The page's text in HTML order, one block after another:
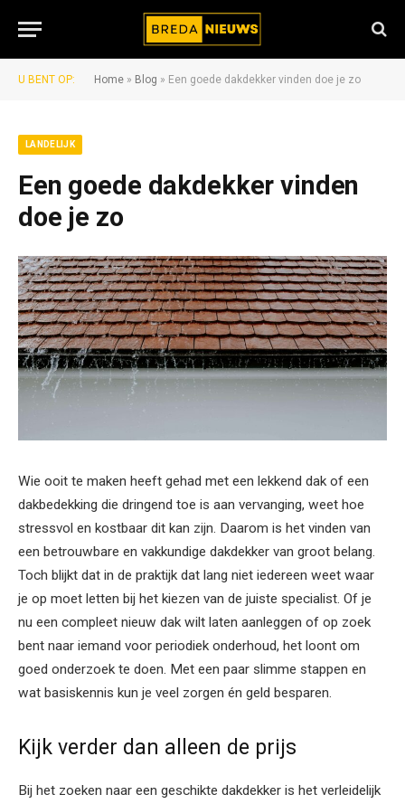
U BENT OP: Home » Blog » Een goede dakdekker vinden doe je zo
LANDELIJK
Een goede dakdekker vinden
doe je zo
Wie ooit te maken heeft gehad met een lekkend dak of een
dakbedekking die dringend toe is aan vervanging, weet hoe
stressvol en kostbaar dit kan zijn. Daarom is het vinden van
een betrouwbare en vakkundige dakdekker van groot belang.
Toch blijkt dat in de praktijk dat lang niet iedereen weet waar
je op moet letten bij het kiezen van de juiste specialist. Of je
nu een compleet nieuw dak wilt laten aanleggen of op zoek
bent naar iemand voor periodiek onderhoud, het loont om
goed onderzoek te doen. Met een paar slimme stappen en
wat basiskennis kun je veel zorgen én geld besparen.
Kijk verder dan alleen de prijs
Bij het zoeken naar een geschikte dakdekker is het verleidelijk